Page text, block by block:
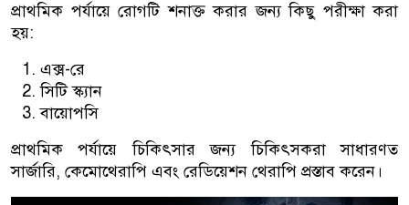
প্রাথমিক পর্যায়ে রোগটি শনাক্ত করার জন্য কিছু পরীক্ষা করা
হয়:
এক্স-রে
সিটি স্ক্যান
বায়োপসি
প্রাথমিক পর্যায়ে চিকিৎসার জন্য চিকিৎসকরা সাধারণত
সার্জারি, কেমোথেরাপি এবং রেডিয়েশন থেরাপি প্রস্তাব করেন।